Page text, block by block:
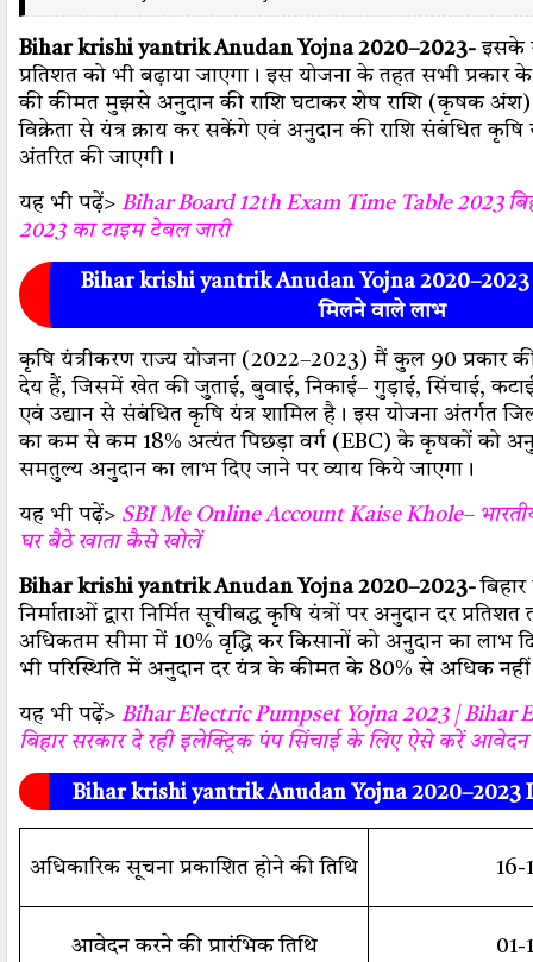
Bihar krishi yantrik Anudan Yojna 2020–2023-इसके
प्रतिशत को भी बढ़ाया जाएगा। इस योजना के तहत सभी प्रकार के
की कीमत मुझसे अनुदान की राशि घटाकर शेष राशि (कृषक
विक्रेता से यंत्र क्राय कर सकेंगे एवं अनुदान की राशि संबंधित कृषि
अंतरित की जाएगी।
यह भी पढ़ें> Bihar Board 12th Exam Time Table 2023
2023 का टाइम टेबल जारी
Bihar krishi yantrik Anudan Yojna 2020–2023
मिलने वाले लाभ
कृषि यंत्रीकरण राज्य योजना (2022–2023) मैं कुल 90 प्रकार
देय हैं, जिसमें खेत की जुताई, बुवाई, निकाई– गुड़ाई, सिंचाई, कटाई,
एवं उद्यान से संबंधित कृषि यंत्र शामिल है। इस योजना अंतर्गत
का कम से कम 18% अत्यंत पिछड़ा वर्ग (EBC) के कृषकों को
समतुल्य अनुदान का लाभ दिए जाने पर व्याय किये जाएगा।
यह भी पढ़ें> SBI Me Online Account Kaise Khole–
घर बैठे खाता कैसे खोलें
Bihar krishi yantrik Anudan Yojna 2020–2023-
निर्माताओं द्वारा निर्मित सूचीबद्ध कृषि यंत्रों पर अनुदान दर
अधिकतम सीमा में 10% वृद्धि कर किसानों को अनुदान का लाभ
भी परिस्थिति में अनुदान दर यंत्र के कीमत के 80% से अधिक नहीं
यह भी पढ़ें> Bihar Electric Pumpset Yojna 2023 | Bihar
बिहार सरकार दे रही इलेक्ट्रिक पंप सिंचाई के लिए ऐसे करें आवेदन
Bihar krishi yantrik Anudan Yojna 2020–2023
अधिकारिक सूचना प्रकाशित होने की तिथि 16-
आवेदन करने की प्रारंभिक तिथि 01-